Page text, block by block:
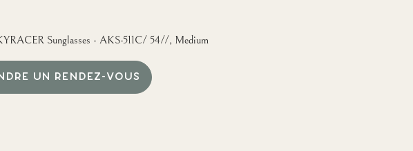
Sunglasses - AKS-511C/ 54//, Medium
UN RENDEZ-VOUS